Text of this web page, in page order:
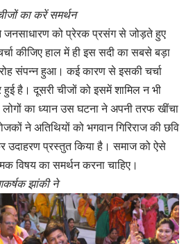
का करें समर्थन
को प्रेरक प्रसंग से जोड़ते हुए
कीजिए हाल में ही इस सदी का सबसे बड़ा
संपन्न हुआ। कई कारण से इसकी चर्चा
हुई है। दूसरी चीजों को इसमें शामिल न भी
लोगों का ध्यान उस घटना ने अपनी तरफ खींचा
ने अतिथियों को भगवान गिरिराज की छवि
उदाहरण प्रस्तुत किया है। समाज को ऐसे
विषय का समर्थन करना चाहिए।
झांकी ने